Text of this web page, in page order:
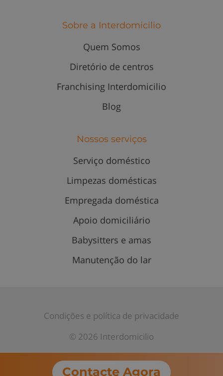
Sobre a Interdomicilio
Quem Somos
Diretório de centros
Franchising Interdomicilio
Blog
Nossos serviços
Serviço doméstico
Limpezas domésticas
Empregada doméstica
Apoio domiciliário
Babysitters e amas
Manutenção do lar
Condições e política de privacidade
© 2026 Interdomicilio
Contacte Agora